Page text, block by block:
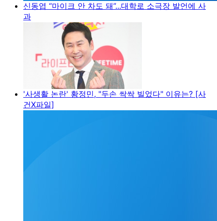
신동엽 “마이크 안 차도 돼”...대학로 소극장 발언에 사
과
'사생활 논란' 황정민, "두손 싹싹 빌었다" 이유는? [사
건X파일]